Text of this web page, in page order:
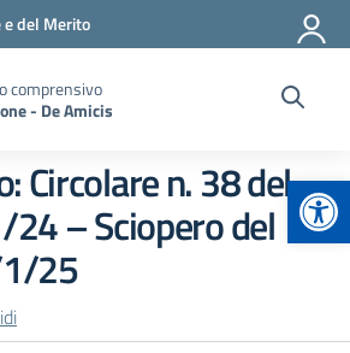
del Merito
comprensivo
- De Amicis
Circolare n. 38 del
– Sciopero del
25